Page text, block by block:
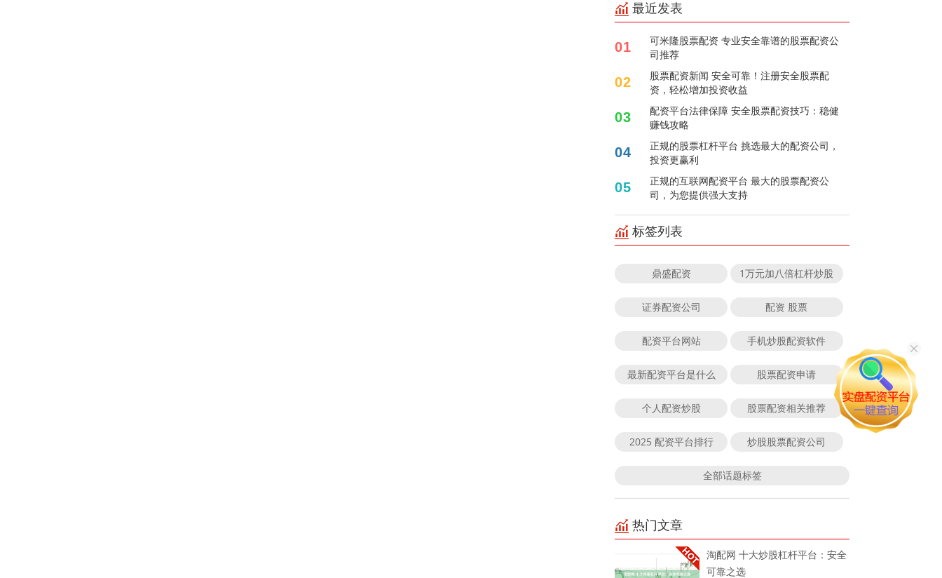
最近发表
01
可米隆股票配资 专业安全靠谱的股票配资公
司推荐
02
股票配资新闻 安全可靠！注册安全股票配
资，轻松增加投资收益
03
配资平台法律保障 安全股票配资技巧：稳健
赚钱攻略
04
正规的股票杠杆平台 挑选最大的配资公司，
投资更赢利
05
正规的互联网配资平台 最大的股票配资公
司，为您提供强大支持
标签列表
鼎盛配资 1万元加八倍杠杆炒股
证券配资公司 配资 股票
配资平台网站 手机炒股配资软件
最新配资平台是什么 股票配资申请
个人配资炒股 股票配资相关推荐
2025 配资平台排行 炒股股票配资公司
全部话题标签
热门文章
淘配网 十大炒股杠杆平台：安全
可靠之选